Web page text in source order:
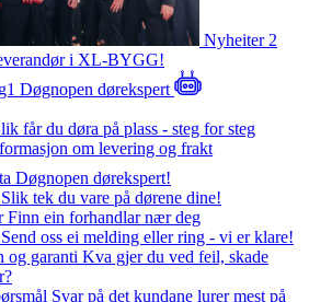
Nyheiter 2
i XL-BYGG!
Døgnopen dørekspert
får du døra på plass - steg for steg
om levering og frakt
Døgnopen dørekspert!
Slik tek du vare på dørene dine!
Finn ein forhandlar nær deg
Send oss ei melding eller ring - vi er klare!
og garanti Kva gjer du ved feil, skade
Svar på det kundane lurer mest på